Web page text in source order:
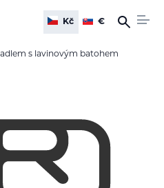
Kč €
s lavinovým batohem